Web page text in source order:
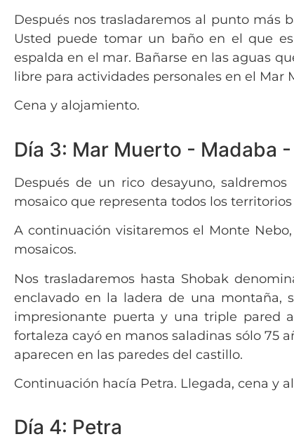
Después nos trasladaremos al punto más
Usted puede tomar un baño en el que
espalda en el mar. Bañarse en las aguas
libre para actividades personales en el Mar
Cena y alojamiento.
Día 3: Mar Muerto - Madaba
Después de un rico desayuno,
mosaico que representa todos los
A continuación visitaremos el Monte
mosaicos.
Nos trasladaremos hasta Shobak
enclavado en la ladera de una montaña,
impresionante puerta y una triple pared
fortaleza cayó en manos saladinas sólo 75
aparecen en las paredes del castillo.
Continuación hacía Petra. Llegada, cena y
Día 4: Petra